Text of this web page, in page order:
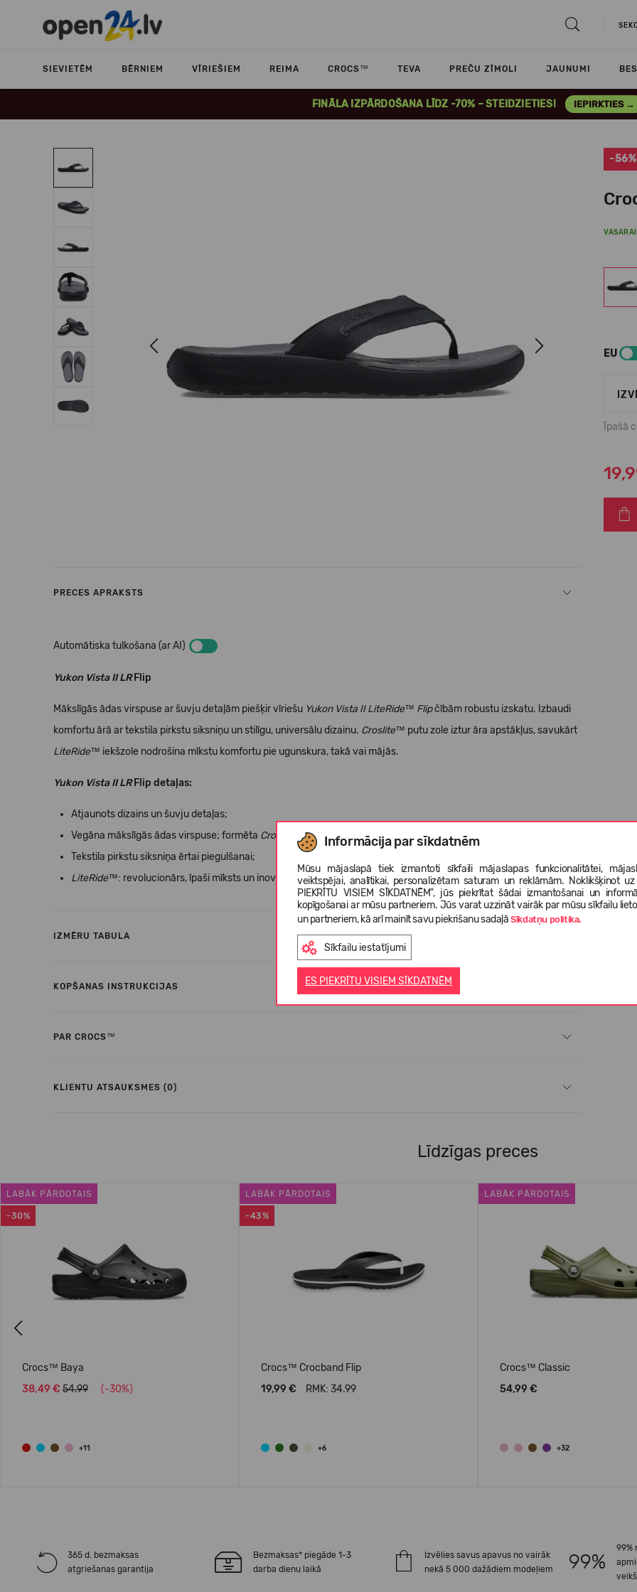
SIEVIETĒM BĒRNIEM VĪRIEŠIEM REIMA CROCS™ TEVA PREČU ZĪMOLI JAUNUMI
FINĀLA IZPĀRDOŠANA LĪDZ -70% – STEIDZIETIES! IEPIRKTIES →
Informācija par sīkdatnēm
Mūsu mājaslapā tiek izmantoti sīkfaili mājaslapas funkcionalitātei,
veiktspējai, analītikai, personalizētam saturam un reklāmām. Noklikšķinot
PIEKRĪTU VISIEM SĪKDATNĒM", jūs piekrītat šādai izmantošanai un
kopīgošanai ar mūsu partneriem. Jūs varat uzzināt vairāk par mūsu sīkfailu
un partneriem, kā arī mainīt savu piekrišanu sadaļāSīkdatņu politika.
Sīkfailu iestatījumi
ES PIEKRĪTU VISIEM SĪKDATNĒM
Previous Next
-56%
VASARAI
EU
Īpašā
PRECES APRAKSTS
Automātiska tulkošana (ar AI)
Yukon Vista II LRFlip
Mākslīgās ādas virspuse ar šuvju detaļām piešķir vīriešu Yukon Vista II LiteRide™ Flipčībām robustu izskatu. Izbaudi
komfortu ārā ar tekstila pirkstu siksniņu un stilīgu, universālu dizainu. Croslite™ putu zole iztur āra apstākļus, savukārt
LiteRide™ iekšzole nodrošina mīkstu komfortu pie ugunskura, takā vai mājās.
Yukon Vista II LRFlip detaļas:
Atjaunots dizains un šuvju detaļas;
Vegāna mākslīgās ādas virspuse; formēta Croslite™zole;
Tekstila pirkstu siksniņa ērtai piegulšanai;
LiteRide™: revolucionārs, īpaši mīksts un inovatīvs komforts.
IZMĒRU TABULA
KOPŠANAS INSTRUKCIJAS
PAR CROCS™
KLIENTU ATSAUKSMES (0)
Līdzīgas preces
-30%
LABĀK PĀRDOTAIS
Crocs™ Baya
38,49 € 54.99 (-30%)
+11
-43%
LABĀK PĀRDOTAIS
Crocs™ Crocband Flip
19,99 €
RMK: 34.99
+6
LABĀK PĀRDOTAIS
Crocs™ Classic
54,99 €
+32
365 d. bezmaksas
atgriešanas garantija
Bezmaksas* piegāde 1-3
darba dienu laikā
Izvēlies savus apavus no vairāk
nekā 5 000 dažādiem modeļiem
99%